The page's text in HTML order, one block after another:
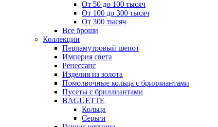
От 50 до 100 тысяч
От 100 до 300 тысяч
От 300 тысяч
Все броши
Коллекции
Перламутровый шепот
Империя света
Ренессанс
Изделия из золота
Помолвочные кольца с бриллиантами
Пусеты с бриллиантами
BAGUETTE
Кольца
Серьги